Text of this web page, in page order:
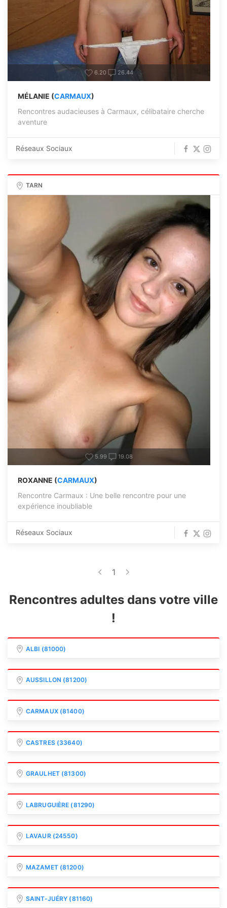
6.20 26.44
MÉLANIE (CARMAUX)
Rencontres audacieuses à Carmaux, célibataire cherche
aventure
Réseaux Sociaux
TARN
5.99 19.08
ROXANNE (CARMAUX)
Rencontre Carmaux : Une belle rencontre pour une
expérience inoubliable
Réseaux Sociaux
1
Rencontres adultes dans votre ville
!
ALBI (81000)
AUSSILLON (81200)
CARMAUX (81400)
CASTRES (33640)
GRAULHET (81300)
LABRUGUIÈRE (81290)
LAVAUR (24550)
MAZAMET (81200)
SAINT-JUÉRY (81160)